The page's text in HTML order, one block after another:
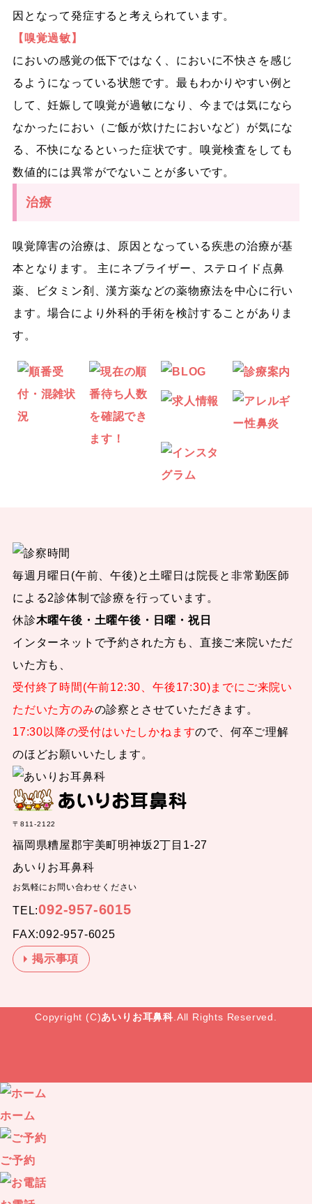
因となって発症すると考えられています。
【嗅覚過敏】
においの感覚の低下ではなく、においに不快さを感じ
るようになっている状態です。最もわかりやすい例と
して、妊娠して嗅覚が過敏になり、今までは気になら
なかったにおい（ご飯が炊けたにおいなど）が気にな
る、不快になるといった症状です。嗅覚検査をしても
数値的には異常がでないことが多いです。
治療
嗅覚障害の治療は、原因となっている疾患の治療が基
本となります。 主にネブライザー、ステロイド点鼻
薬、ビタミン剤、漢方薬などの薬物療法を中心に行い
ます。場合により外科的手術を検討することがありま
す。
毎週月曜日(午前、午後)と土曜日は院長と非常勤医師
による2診体制で診療を行っています。
休診木曜午後・土曜午後・日曜・祝日
インターネットで予約された方も、直接ご来院いただ
いた方も、
受付終了時間(午前12:30、午後17:30)までにご来院い
ただいた方のみの診察とさせていただきます。
17:30以降の受付はいたしかねますので、何卒ご理解
のほどお願いいたします。
〒811-2122
福岡県糟屋郡宇美町明神坂2丁目1-27
あいりお耳鼻科
お気軽にお問い合わせください
TEL:092-957-6015
FAX:092-957-6025
掲示事項
Copyright (C)あいりお耳鼻科.All Rights Reserved.
ホーム
ご予約